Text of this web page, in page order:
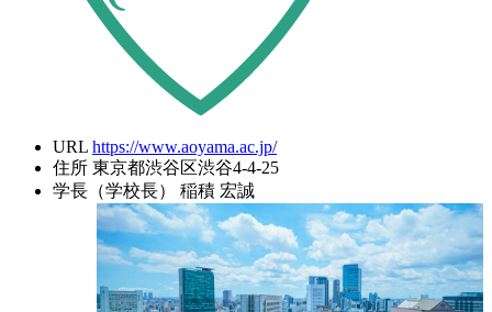
URL https://www.aoyama.ac.jp/
住所 東京都渋谷区渋谷4-4-25
学長（学校長）
稲積 宏誠